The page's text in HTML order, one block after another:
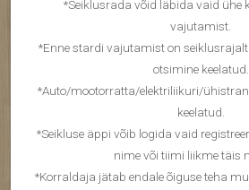
*Seiklusrada võid läbida vaid ühe
vajutamist.
*Enne stardi vajutamist on
otsimine keelatud.
*Auto/mootorratta/elektriliikuri/
keelatud.
*Seikluse äppi võib logida vaid
nime või tiimi liikme täis
*Korraldaja jätab endale õiguse teha